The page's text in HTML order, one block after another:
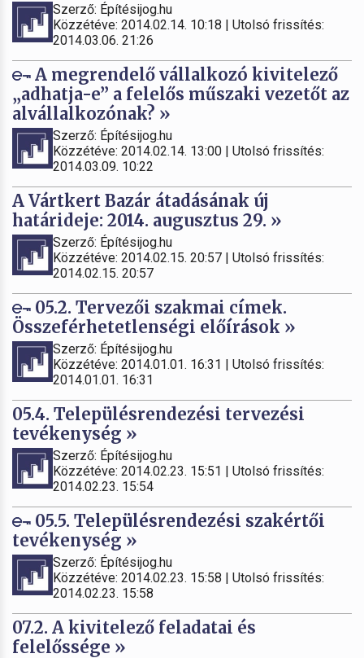
Szerző: Építésijog.hu
Közzétéve: 2014.02.14. 10:18 | Utolsó frissítés:
2014.03.06. 21:26
A megrendelő vállalkozó kivitelező
„adhatja-e” a felelős műszaki vezetőt az
alvállalkozónak? »
Szerző: Építésijog.hu
Közzétéve: 2014.02.14. 13:00 | Utolsó frissítés:
2014.03.09. 10:22
A Vártkert Bazár átadásának új
határideje: 2014. augusztus 29. »
Szerző: Építésijog.hu
Közzétéve: 2014.02.15. 20:57 | Utolsó frissítés:
2014.02.15. 20:57
05.2. Tervezői szakmai címek.
Összeférhetetlenségi előírások »
Szerző: Építésijog.hu
Közzétéve: 2014.01.01. 16:31 | Utolsó frissítés:
2014.01.01. 16:31
05.4. Településrendezési tervezési
tevékenység »
Szerző: Építésijog.hu
Közzétéve: 2014.02.23. 15:51 | Utolsó frissítés:
2014.02.23. 15:54
05.5. Településrendezési szakértői
tevékenység »
Szerző: Építésijog.hu
Közzétéve: 2014.02.23. 15:58 | Utolsó frissítés:
2014.02.23. 15:58
07.2. A kivitelező feladatai és
felelőssége »